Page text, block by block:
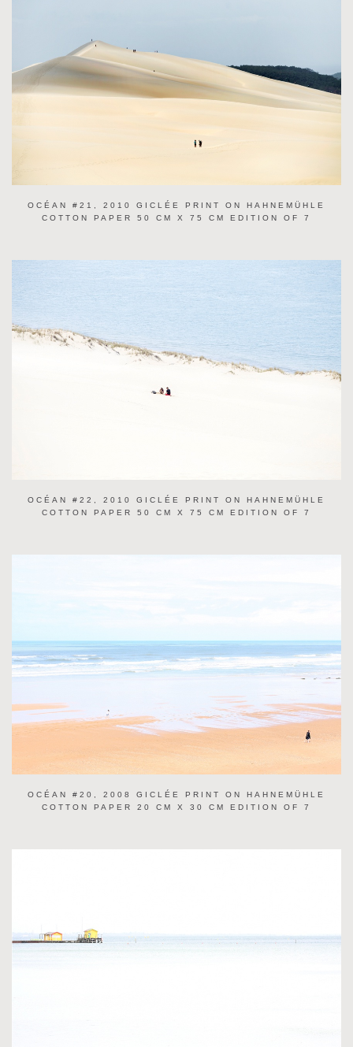
OCÉAN #21, 2010 GICLÉE PRINT ON HAHNEMÜHLE
COTTON PAPER 50 CM X 75 CM EDITION OF 7
OCÉAN #22, 2010 GICLÉE PRINT ON HAHNEMÜHLE
COTTON PAPER 50 CM X 75 CM EDITION OF 7
OCÉAN #20, 2008 GICLÉE PRINT ON HAHNEMÜHLE
COTTON PAPER 20 CM X 30 CM EDITION OF 7